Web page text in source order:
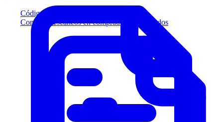
Códigos QR
Convierta escaneos en compradores calificados